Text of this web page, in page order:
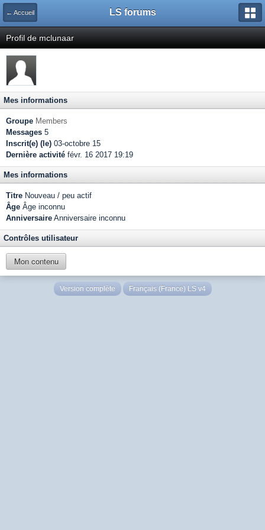
← Accueil LS forums
Profil de mclunaar
Mes informations
Groupe Members
Messages 5
Inscrit(e) (le) 03-octobre 15
Dernière activité févr. 16 2017 19:19
Mes informations
Titre Nouveau / peu actif
Âge Âge inconnu
Anniversaire Anniversaire inconnu
Contrôles utilisateur
Mon contenu
Version complète Français (France) LS v4